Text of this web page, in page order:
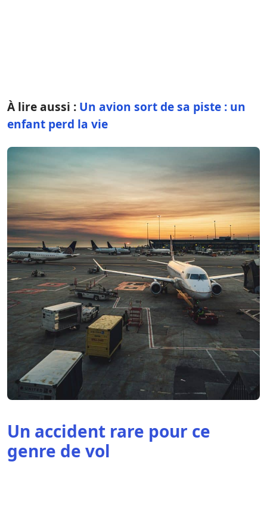
À lire aussi : Un avion sort de sa piste : un
enfant perd la vie
Un accident rare pour ce
genre de vol